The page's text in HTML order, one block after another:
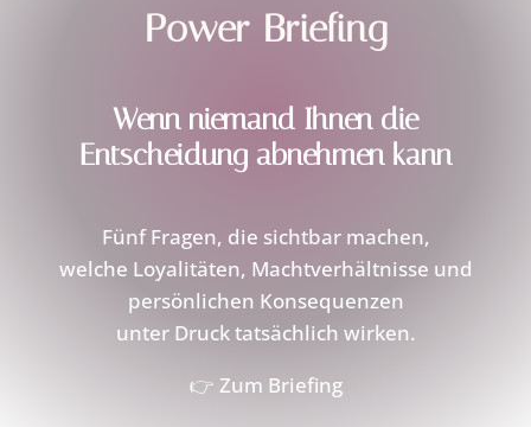
Power Briefing
Wenn niemand Ihnen die
Entscheidung abnehmen kann
Fünf Fragen, die sichtbar machen,
welche Loyalitäten, Machtverhältnisse und
persönlichen Konsequenzen
unter Druck tatsächlich wirken.
👉 Zum Briefing